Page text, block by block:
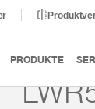
PRODUKTE